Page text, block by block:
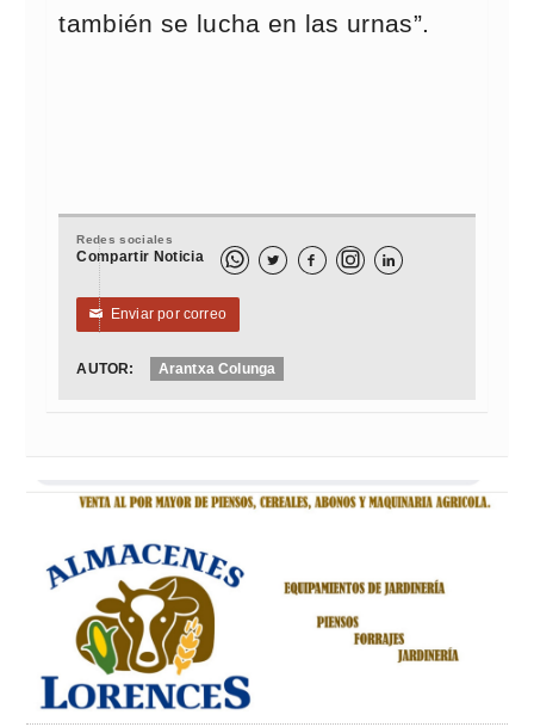
también se lucha en las urnas”.
Redes sociales
Compartir Noticia   
✉ Enviar por correo
AUTOR: Arantxa Colunga